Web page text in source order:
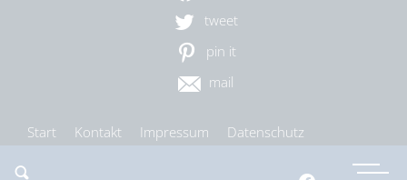
tweet
pin it
mail
Start Kontakt Impressum
Datenschutz